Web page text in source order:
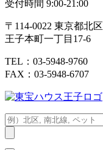
受付時間 9:00-21:00
〒114-0022 東京都北区
王子本町一丁目17-6
TEL：03-5948-9760
FAX：03-5948-6707